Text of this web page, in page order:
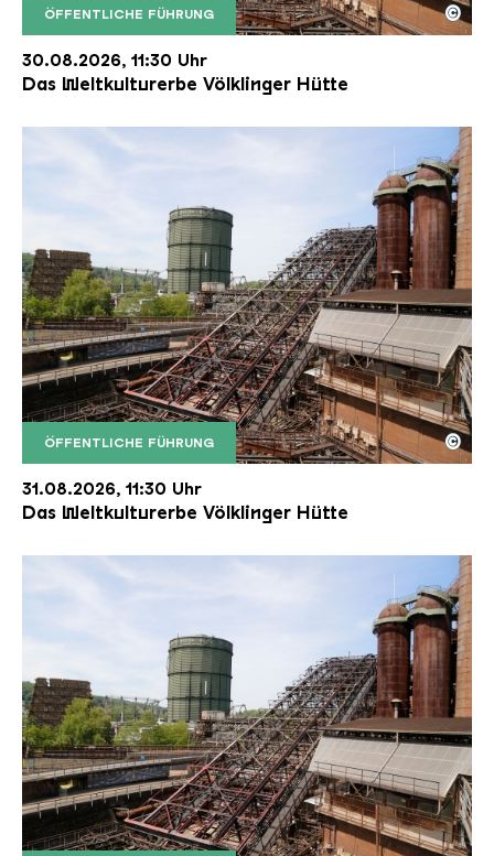
ÖFFENTLICHE FÜHRUNG
Der Erzschrägaufzug der Völklinger Hütte mit
Copyright: Weltkulturerbe Völklinger Hütte | Karl
©
30.08.2026, 11:30 Uhr
Das Weltkulturerbe Völklinger Hütte
ÖFFENTLICHE FÜHRUNG
Der Erzschrägaufzug der Völklinger Hütte mit
Copyright: Weltkulturerbe Völklinger Hütte | Karl
©
31.08.2026, 11:30 Uhr
Das Weltkulturerbe Völklinger Hütte